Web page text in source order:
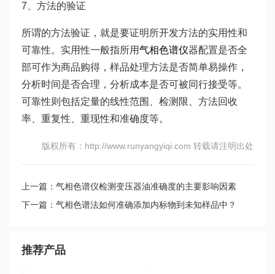
7、方法的验证
所谓的方法验证，就是要证明所开发方法的实用性和
可靠性。实用性一般指所用气相色谱仪器配置是否全
部可作为商品购得，样品处理方法是否简单易操作，
分析时间是否合理，分析成本是否可被同行接受等。
可靠性则包括定量的线性范围、检测限、方法回收
率、重复性、重现性和准确度等。
版权所有：http://www.runyangyiqi.com 转载请注明出处
上一篇：气相色谱仪检测变压器油准确度的主要影响因素
下一篇：气相色谱法如何准确添加内标物到未知样品中？
推荐产品